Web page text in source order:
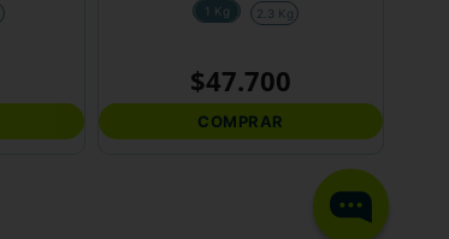
1 Kg 2.3 Kg
$47.700
COMPRAR